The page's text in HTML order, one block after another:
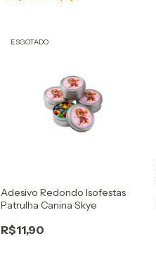
ESGOTADO
Adesivo Redondo Isofestas
Patrulha Canina Skye
R$11,90